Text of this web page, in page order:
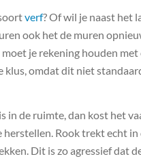
verf? Of wil je naast het
ook het de muren
je rekening houden met
klus, omdat dit niet
in de ruimte, dan kost het
Rook trekt echt in
Dit is zo agressief dat